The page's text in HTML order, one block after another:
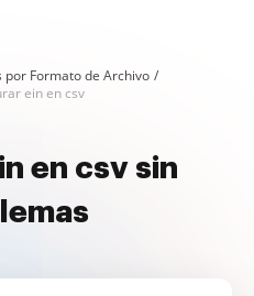
por Formato de Archivo
ein en csv
en csv sin